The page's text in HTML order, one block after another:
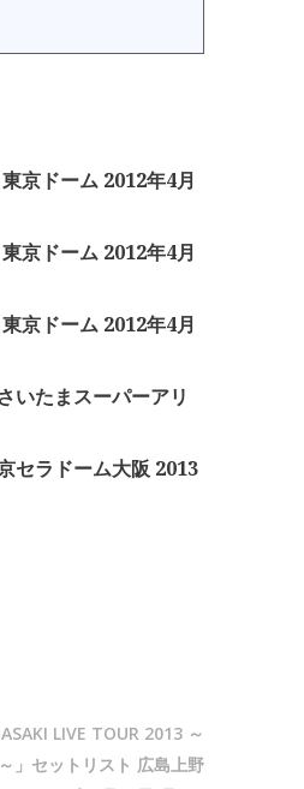
京ドーム 2012年4月
京ドーム 2012年4月
京ドーム 2012年4月
いたまスーパーアリ
セラドーム大阪 2013
LIVE TOUR 2013 ～
」セットリスト 広島上野